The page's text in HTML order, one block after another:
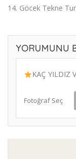
14. Göcek Tekne
YORUMUNU
KAÇ YILDIZ
Fotoğraf Seç